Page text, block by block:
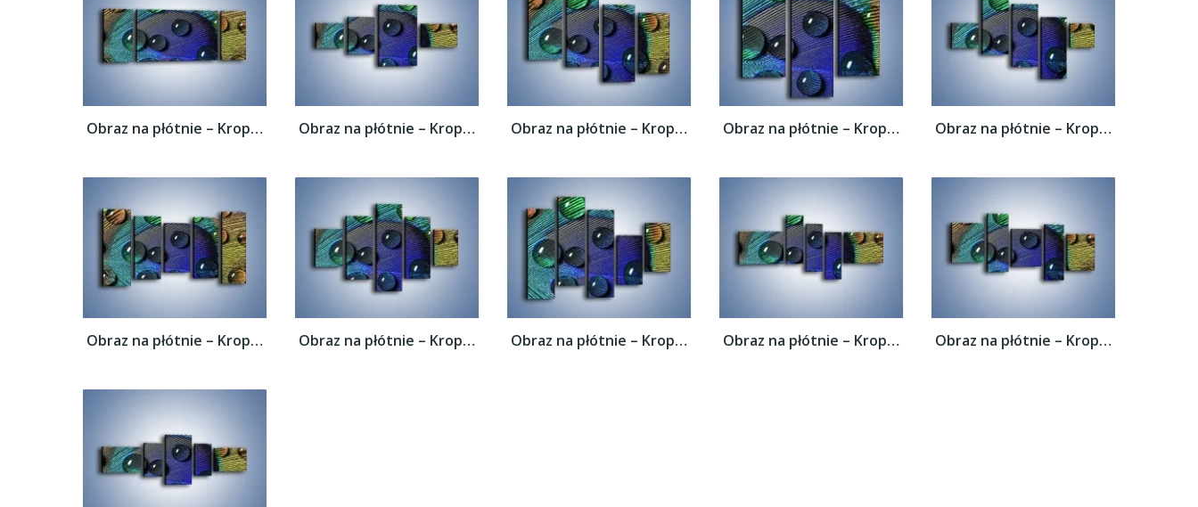
Obraz na płótnie – Kropelki na pawim oku –... Obraz na płótnie – Kropelki na pawim oku –... Obraz na płótnie – Kropelki na pawim oku –... Obraz na płótnie – Kropelki na pawim oku –... Obraz na płótnie – Kropelki na pawim oku –...
Obraz na płótnie – Kropelki na pawim oku –... Obraz na płótnie – Kropelki na pawim oku –... Obraz na płótnie – Kropelki na pawim oku –... Obraz na płótnie – Kropelki na pawim oku –... Obraz na płótnie – Kropelki na pawim oku –...